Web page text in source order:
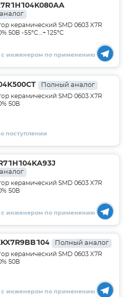
керамический SMD 0603 X7R
50В -55°C…+125°C
с инженером по применению
Полный аналог
керамический SMD 0603 X7R
50В
поступлении
керамический SMD 0603 X7R
50В
с инженером по применению
Полный аналог
керамический SMD 0603 X7R
50В
с инженером по применению